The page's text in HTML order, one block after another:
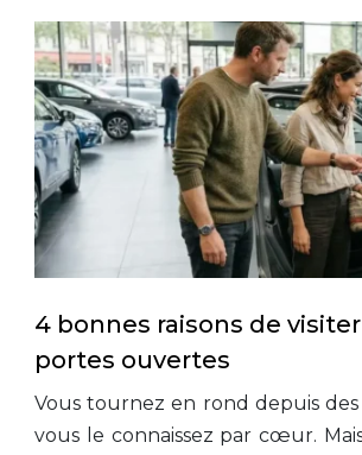
4 bonnes raisons de
portes ouvertes
Vous tournez en rond depuis
vous le connaissez par cœur.